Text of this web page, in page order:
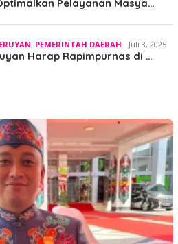
Pelayanan Masya…
, PEMERINTAH DAERAH Juli 3, 2025
Harap Rapimpurnas di …